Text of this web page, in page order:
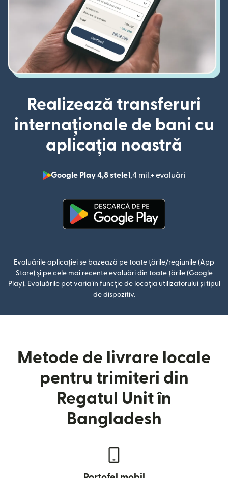
Realizează transferuri
internaționale de bani cu
aplicația noastră
Google Play 4,8 stele1,4 mil.+ evaluări
(se
Evaluările aplicației se bazează pe toate țările/regiunile (App
Store) și pe cele mai recente evaluări din toate țările (Google
Play). Evaluările pot varia în funcție de locația utilizatorului și tipul
de dispozitiv.
Metode de livrare locale
pentru trimiteri din
Regatul Unit în
Bangladesh